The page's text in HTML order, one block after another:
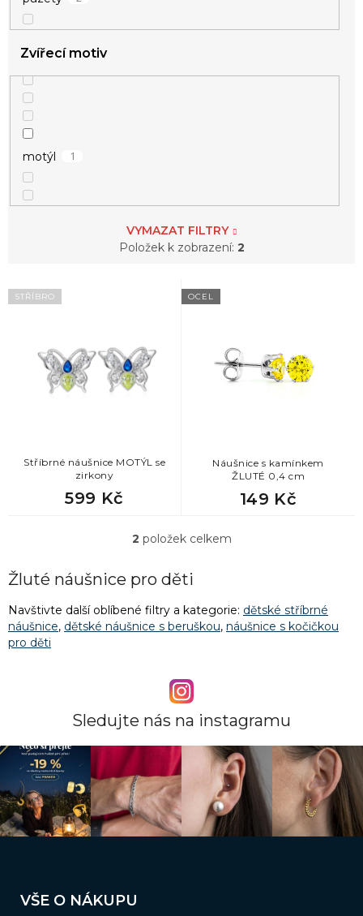
Zvířecí motiv
motýl 1
VYMAZAT FILTRY
Položek k zobrazení: 2
V
ýSTŘÍBRO
Stříbrné náušnice MOTÝL se
zirkony
599 Kč
OCEL
Náušnice s kamínkem
ŽLUTÉ 0,4 cm
149 Kč
O
l
d
a
c
r
v
k
y
v
ý
p
i
s
u
2 položek celkem
Žluté náušnice pro děti
Navštivte další oblíbené filtry a kategorie: dětské stříbrné
náušnice, dětské náušnice s beruškou, náušnice s kočičkou
pro děti
Sledujte nás na instagramu
pVŠE O NÁKUPU